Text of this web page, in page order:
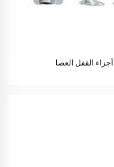
القفل العصا